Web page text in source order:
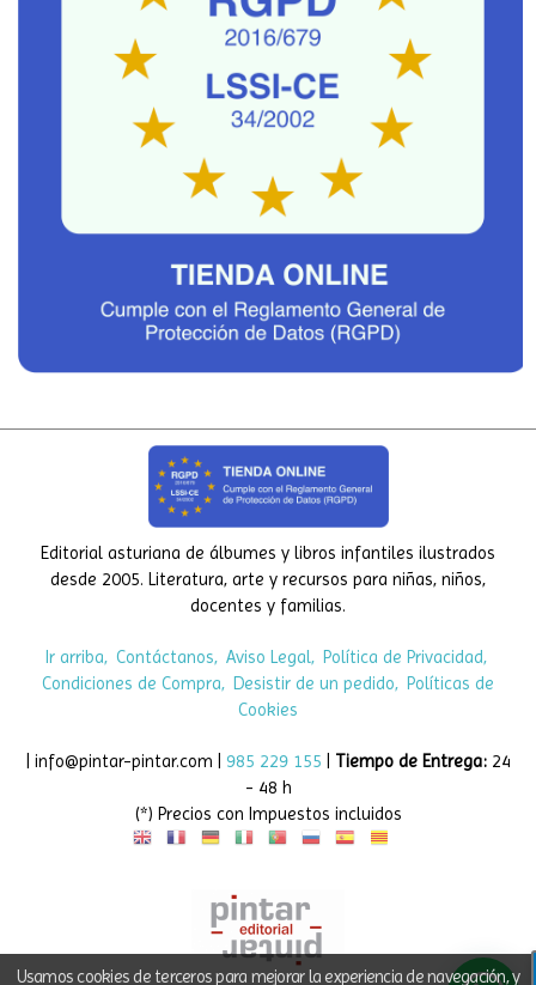
Editorial asturiana de álbumes y libros infantiles ilustrados
desde 2005. Literatura, arte y recursos para niñas, niños,
docentes y familias.
Ir arriba Contáctanos Aviso Legal Política de Privacidad
Condiciones de Compra
Desistir de un pedido
Políticas de
Cookies
| info@pintar-pintar.com | 985 229 155 Tiempo de Entrega: 24
- 48 h
(*) Precios con Impuestos incluidos
Usamos cookies de terceros para mejorar la experiencia de navegación, y